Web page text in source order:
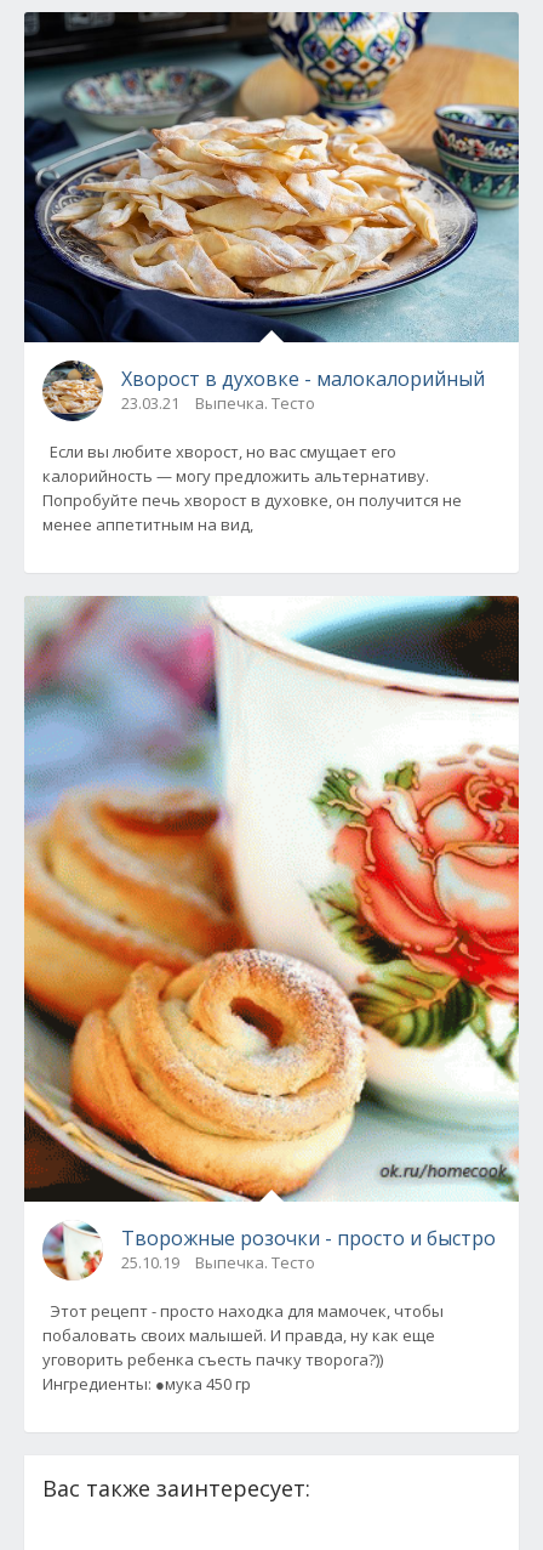
Хворост в духовке - малокалорийный
23.03.21 Выпечка. Тесто
Если вы любите хворост, но вас смущает его
калорийность — могу предложить альтернативу.
Попробуйте печь хворост в духовке, он получится не
менее аппетитным на вид,
Творожные розочки - просто и быстро
25.10.19 Выпечка. Тесто
Этот рецепт - просто находка для мамочек, чтобы
побаловать своих малышей. И правда, ну как еще
уговорить ребенка съесть пачку творога?))
Ингредиенты: ●мука 450 гр
Вас также заинтересует: